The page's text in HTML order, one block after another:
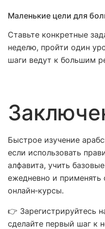
Маленькие цели для
Ставьте конкретные
неделю, пройти один
шаги ведут к большим
Быстрое изучение
если использовать
алфавита, учить
ежедневно и применять
онлайн‑курсы.
👉 Зарегистрируйтесь
сделайте первый шаг к